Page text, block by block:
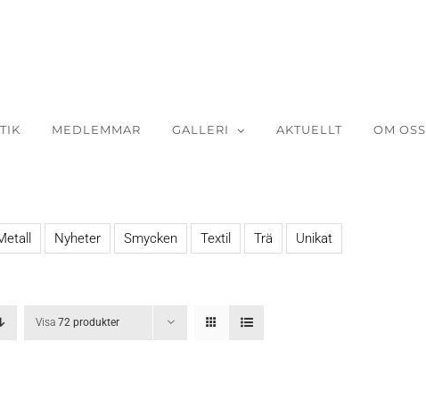
MEDLEMMAR GALLERI AKTUELLT OM OSS
Nyheter Smycken Textil Trä Unikat
Visa 72 produkter